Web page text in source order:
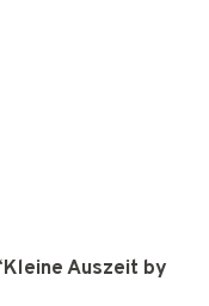
Kleine Auszeit by